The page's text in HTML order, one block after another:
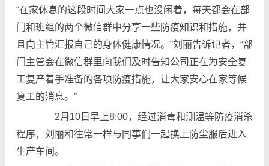
“在家休息的这段时间大家一点也没闲着，每天都会在部
门和班组的两个微信群中分享一些防疫知识和措施，并
且向主管汇报自己的身体健康情况。”刘丽告诉记者，“部
门主管会在微信群里向我们及时告知公司正在为安全复
工复产着手准备的各项防疫措施，让大家安心在家等候
复工的消息。”
2月10日早上8:00，经过消毒和测温等防疫消杀
程序，刘丽和往常一样与同事们一起换上防尘服后进入
生产车间。